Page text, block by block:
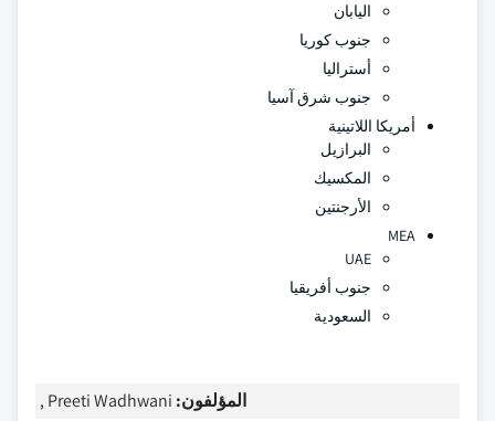
اليابان
جنوب كوريا
أستراليا
جنوب شرق آسيا
أمريكا اللاتينية
البرازيل
المكسيك
الأرجنتين
MEA
UAE
جنوب أفريقيا
السعودية
المؤلفون: Preeti Wadhwani ,